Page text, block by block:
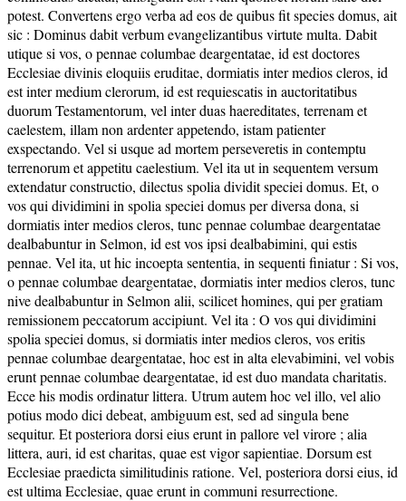
potest. Convertens ergo verba ad eos de quibus fit species domus, ait
sic : Dominus dabit verbum evangelizantibus virtute multa. Dabit
utique si vos, o pennae columbae deargentatae, id est doctores
Ecclesiae divinis eloquiis eruditae, dormiatis inter medios cleros, id
est inter medium clerorum, id est requiescatis in auctoritatibus
duorum Testamentorum, vel inter duas haereditates, terrenam et
caelestem, illam non ardenter appetendo, istam patienter
exspectando. Vel si usque ad mortem perseveretis in contemptu
terrenorum et appetitu caelestium. Vel ita ut in sequentem versum
extendatur constructio, dilectus spolia dividit speciei domus. Et, o
vos qui dividimini in spolia speciei domus per diversa dona, si
dormiatis inter medios cleros, tunc pennae columbae deargentatae
dealbabuntur in Selmon, id est vos ipsi dealbabimini, qui estis
pennae. Vel ita, ut hic incoepta sententia, in sequenti finiatur : Si vos,
o pennae columbae deargentatae, dormiatis inter medios cleros, tunc
nive dealbabuntur in Selmon alii, scilicet homines, qui per gratiam
remissionem peccatorum accipiunt. Vel ita : O vos qui dividimini
spolia speciei domus, si dormiatis inter medios cleros, vos eritis
pennae columbae deargentatae, hoc est in alta elevabimini, vel vobis
erunt pennae columbae deargentatae, id est duo mandata charitatis.
Ecce his modis ordinatur littera. Utrum autem hoc vel illo, vel alio
potius modo dici debeat, ambiguum est, sed ad singula bene
sequitur. Et posteriora dorsi eius erunt in pallore vel virore ; alia
littera, auri, id est charitas, quae est vigor sapientiae. Dorsum est
Ecclesiae praedicta similitudinis ratione. Vel, posteriora dorsi eius, id
est ultima Ecclesiae, quae erunt in communi resurrectione.